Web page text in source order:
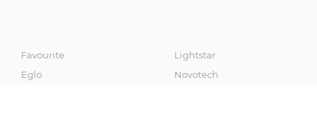
Favourite
Eglo
Lightstar
Novotech